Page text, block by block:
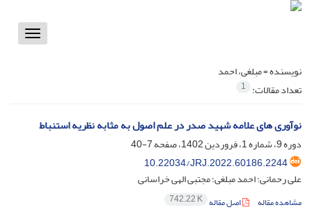
Toggle
نویسنده =مبلغی، احمد
تعداد مقالات: 1
نوآوری های علامه شهید صدر در علم اصول به مثابه نظریه استنباط
دوره 9، شماره 1، فروردین 1402، صفحه
7-40
10.22034/JRJ.2022.60186.2244
علی رحمانی؛ احمد مبلغی؛ مجتبی الهی خراسانی
مشاهده مقاله اصل مقاله 742.22 K